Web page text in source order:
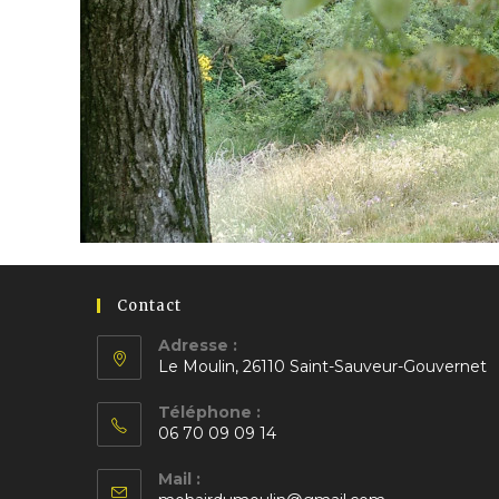
Contact
Adresse :
Le Moulin, 26110 Saint-Sauveur-Gouvernet
dans
un
nouvel
Téléphone :
06 70 09 09 14
dans
Mail :